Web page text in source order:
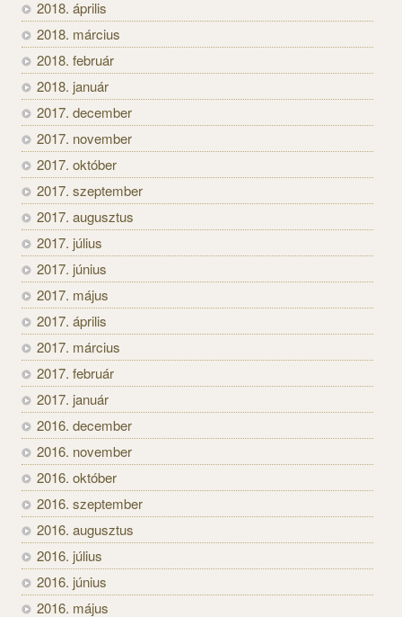
2018. április
2018. március
2018. február
2018. január
2017. december
2017. november
2017. október
2017. szeptember
2017. augusztus
2017. július
2017. június
2017. május
2017. április
2017. március
2017. február
2017. január
2016. december
2016. november
2016. október
2016. szeptember
2016. augusztus
2016. július
2016. június
2016. május